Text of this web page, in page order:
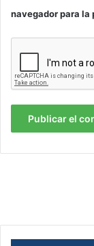
navegador para la